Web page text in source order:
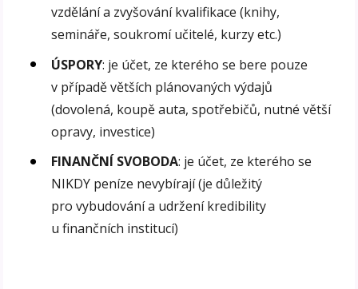
vzdělání a zvyšování kvalifikace (knihy,
semináře, soukromí učitelé, kurzy etc.)
ÚSPORY: je účet, ze kterého se bere pouze
v případě větších plánovaných výdajů
(dovolená, koupě auta, spotřebičů, nutné větší
opravy, investice)
FINANČNÍ SVOBODA: je účet, ze kterého se
NIKDY peníze nevybírají (je důležitý
pro vybudování a udržení kredibility
u finančních institucí)